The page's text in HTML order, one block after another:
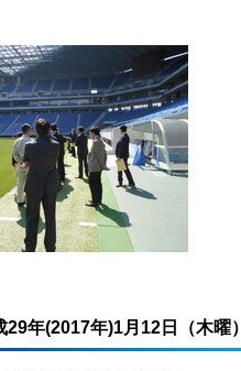
29年(2017年)1月12日（木曜）